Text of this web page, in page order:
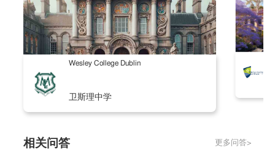
择最多的科目。
三、设计类
充分发挥自己的艺术创造力和艺术才能。包括建筑师
四、IT专业
自上世纪末以来，IT专业一直很受欢迎。随着人们对网
单位到国防部门，都需要计算机相关人才。目前，信息
Wesley College Dublin
卫斯理中学
相关问答 更多问答>